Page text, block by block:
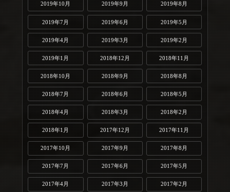
2019年10月 2019年9月 2019年8月
2019年7月 2019年6月 2019年5月
2019年4月 2019年3月 2019年2月
2019年1月 2018年12月 2018年11月
2018年10月 2018年9月 2018年8月
2018年7月 2018年6月 2018年5月
2018年4月 2018年3月 2018年2月
2018年1月 2017年12月 2017年11月
2017年10月 2017年9月 2017年8月
2017年7月 2017年6月 2017年5月
2017年4月 2017年3月 2017年2月